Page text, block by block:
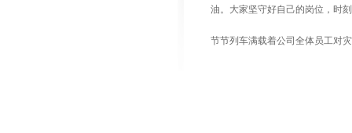
油。大家坚守好自己的岗位，时
节节列车满载着公司全体员工对